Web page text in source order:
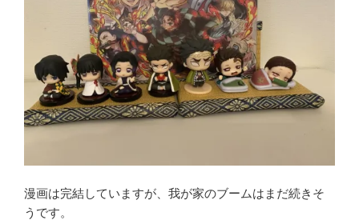
漫画は完結していますが、我が家のブームはまだ続きそ
うです。